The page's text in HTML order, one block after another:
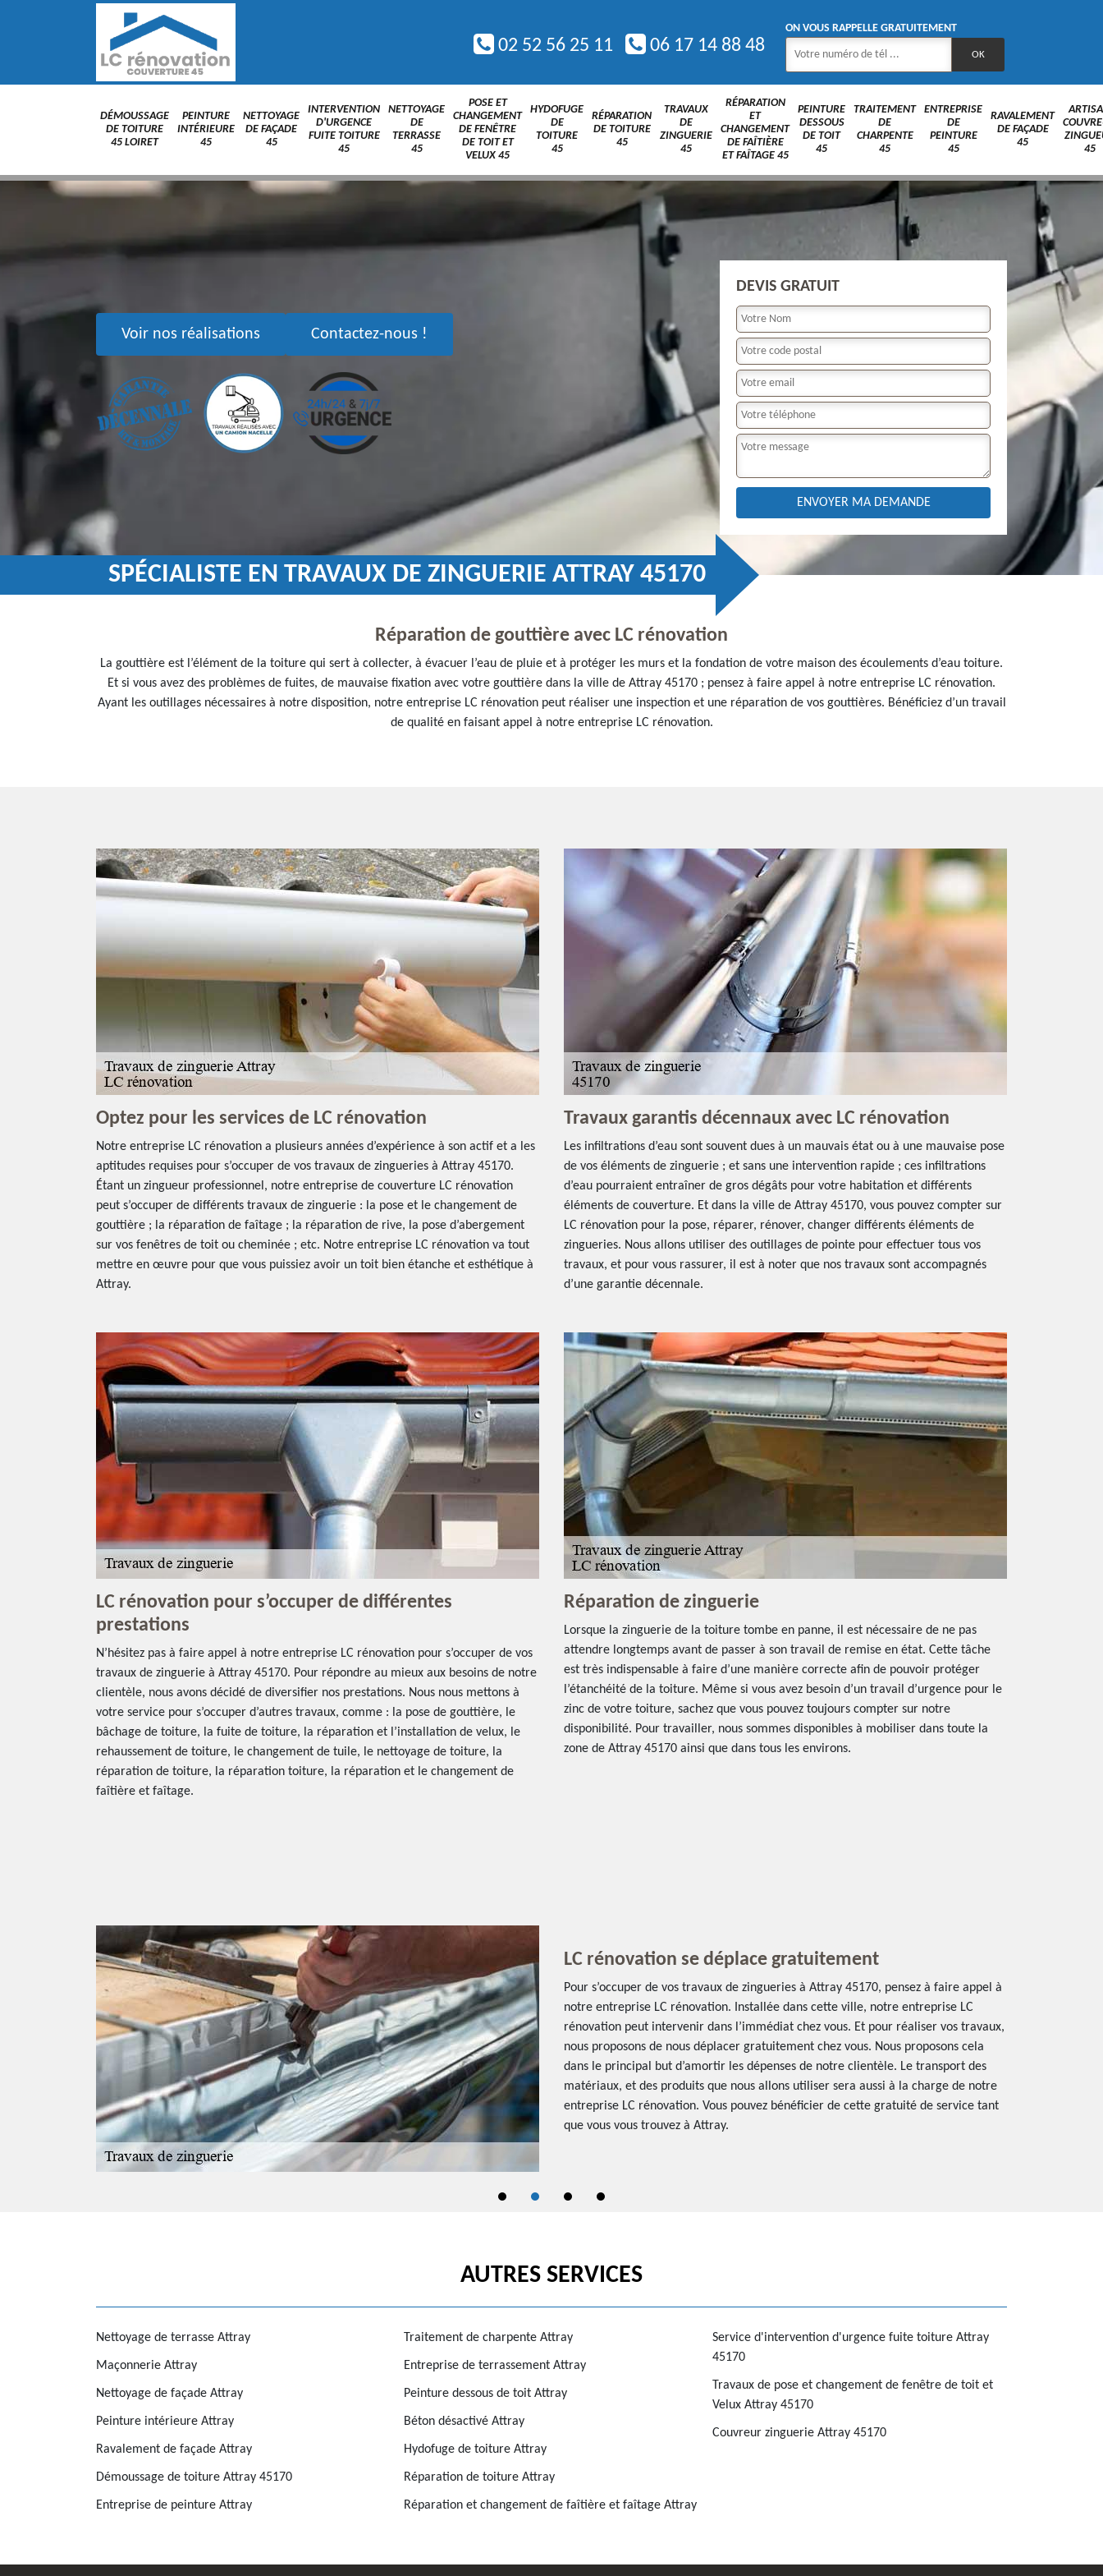
02 52 56 25 11 06 17 14 88 48
ON VOUS RAPPELLE GRATUITEMENT
DÉMOUSSAGE
DE TOITURE
45 LOIRET
PEINTURE
INTÉRIEURE
45
NETTOYAGE
DE FAÇADE
45
INTERVENTION
D'URGENCE
FUITE TOITURE
45
NETTOYAGE
DE
TERRASSE
45
POSE ET
CHANGEMENT
DE FENÊTRE
DE TOIT ET
VELUX 45
HYDOFUGE
DE
TOITURE
45
RÉPARATION
DE TOITURE
45
TRAVAUX
DE
ZINGUERIE
45
RÉPARATION
ET
CHANGEMENT
DE FAÎTIÈRE
ET FAÎTAGE 45
PEINTURE
DESSOUS
DE TOIT
45
TRAITEMENT
DE
CHARPENTE
45
ENTREPRISE
DE
PEINTURE
45
RAVALEMENT
DE FAÇADE
45
45
Voir nos réalisations Contactez-nous !
DEVIS GRATUIT
SPÉCIALISTE EN TRAVAUX DE ZINGUERIE ATTRAY 45170
Réparation de gouttière avec LC rénovation
La gouttière est l’élément de la toiture qui sert à collecter, à évacuer l’eau de pluie et à protéger les murs et la fondation de votre maison des écoulements d’eau toiture.
Et si vous avez des problèmes de fuites, de mauvaise fixation avec votre gouttière dans la ville de Attray 45170 ; pensez à faire appel à notre entreprise LC rénovation.
Ayant les outillages nécessaires à notre disposition, notre entreprise LC rénovation peut réaliser une inspection et une réparation de vos gouttières. Bénéficiez d’un travail
de qualité en faisant appel à notre entreprise LC rénovation.
Optez pour les services de LC rénovation
Notre entreprise LC rénovation a plusieurs années d’expérience à son actif et a les
aptitudes requises pour s’occuper de vos travaux de zingueries à Attray 45170.
Étant un zingueur professionnel, notre entreprise de couverture LC rénovation
peut s’occuper de différents travaux de zinguerie : la pose et le changement de
gouttière ; la réparation de faîtage ; la réparation de rive, la pose d’abergement
sur vos fenêtres de toit ou cheminée ; etc. Notre entreprise LC rénovation va tout
mettre en œuvre pour que vous puissiez avoir un toit bien étanche et esthétique à
Attray.
Travaux garantis décennaux avec LC rénovation
Les infiltrations d’eau sont souvent dues à un mauvais état ou à une mauvaise pose
de vos éléments de zinguerie ; et sans une intervention rapide ; ces infiltrations
d’eau pourraient entraîner de gros dégâts pour votre habitation et différents
éléments de couverture. Et dans la ville de Attray 45170, vous pouvez compter sur
LC rénovation pour la pose, réparer, rénover, changer différents éléments de
zingueries. Nous allons utiliser des outillages de pointe pour effectuer tous vos
travaux, et pour vous rassurer, il est à noter que nos travaux sont accompagnés
d’une garantie décennale.
LC rénovation pour s’occuper de différentes
prestations
N’hésitez pas à faire appel à notre entreprise LC rénovation pour s’occuper de vos
travaux de zinguerie à Attray 45170. Pour répondre au mieux aux besoins de notre
clientèle, nous avons décidé de diversifier nos prestations. Nous nous mettons à
votre service pour s’occuper d’autres travaux, comme : la pose de gouttière, le
bâchage de toiture, la fuite de toiture, la réparation et l’installation de velux, le
rehaussement de toiture, le changement de tuile, le nettoyage de toiture, la
réparation de toiture, la réparation toiture, la réparation et le changement de
faîtière et faîtage.
Réparation de zinguerie
Lorsque la zinguerie de la toiture tombe en panne, il est nécessaire de ne pas
attendre longtemps avant de passer à son travail de remise en état. Cette tâche
est très indispensable à faire d’une manière correcte afin de pouvoir protéger
l’étanchéité de la toiture. Même si vous avez besoin d’un travail d’urgence pour le
zinc de votre toiture, sachez que vous pouvez toujours compter sur notre
disponibilité. Pour travailler, nous sommes disponibles à mobiliser dans toute la
zone de Attray 45170 ainsi que dans tous les environs.
LC rénovation se déplace gratuitement
Pour s’occuper de vos travaux de zingueries à Attray 45170, pensez à faire appel à
notre entreprise LC rénovation. Installée dans cette ville, notre entreprise LC
rénovation peut intervenir dans l’immédiat chez vous. Et pour réaliser vos travaux,
nous proposons de nous déplacer gratuitement chez vous. Nous proposons cela
dans le principal but d’amortir les dépenses de notre clientèle. Le transport des
matériaux, et des produits que nous allons utiliser sera aussi à la charge de notre
entreprise LC rénovation. Vous pouvez bénéficier de cette gratuité de service tant
que vous vous trouvez à Attray.
AUTRES SERVICES
Nettoyage de terrasse Attray
Maçonnerie Attray
Nettoyage de façade Attray
Peinture intérieure Attray
Ravalement de façade Attray
Démoussage de toiture Attray 45170
Entreprise de peinture Attray
Traitement de charpente Attray
Entreprise de terrassement Attray
Peinture dessous de toit Attray
Béton désactivé Attray
Hydofuge de toiture Attray
Réparation de toiture Attray
Réparation et changement de faîtière et faîtage Attray
Service d'intervention d'urgence fuite toiture Attray
45170
Travaux de pose et changement de fenêtre de toit et
Velux Attray 45170
Couvreur zinguerie Attray 45170